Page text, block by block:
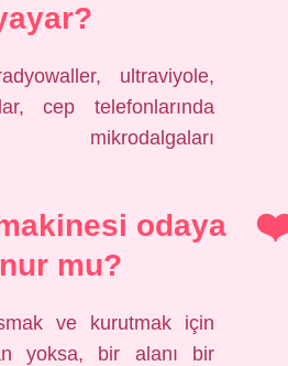
ultraviyole,
cep telefonlarında
mikrodalgaları
odaya
mu?
ve kurutmak için
yoksa, bir alanı bir